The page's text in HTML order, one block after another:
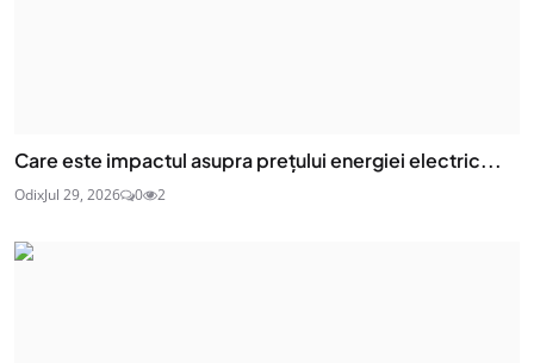
Care este impactul asupra prețului energiei electric...
OdixJul 29, 2026 0 2